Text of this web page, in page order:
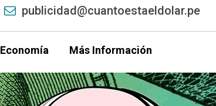
publicidad@cuantoestaeldolar.pe
Economía Más Información